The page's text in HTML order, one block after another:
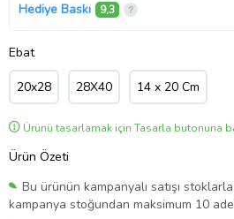
Hediye Baskı 9,3
Ebat
20x28 28X40 14 x 20 Cm
Ürünü tasarlamak için Tasarla butonuna
Ürün Özeti
Bu ürünün kampanyalı satışı stoklarla
kampanya stoğundan maksimum 10